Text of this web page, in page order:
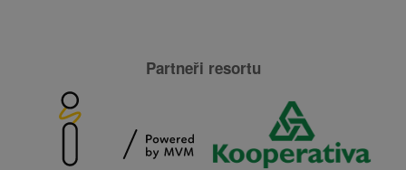
Partneři resortu